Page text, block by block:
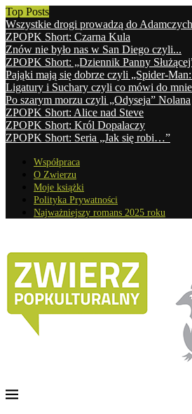
Top Posts
Wszystkie drogi prowadzą do
ZPOPK Short: Czarna Kula
Znów nie było nas w San Diego czyli...
ZPOPK Short: „Dziennik Panny
Pająki mają się dobrze czyli „Spider-
Ligatury i Suchary czyli co mówi do
Po szarym morzu czyli „Odyseja” Nolana
ZPOPK Short: Alice nad Steve
ZPOPK Short: Król Dopalaczy
ZPOPK Short: Seria „Jak się robi…”
Współpraca
O Zwierzu
Moje książki
Polityka Prywatności
Najważniejszy romans 2025 roku